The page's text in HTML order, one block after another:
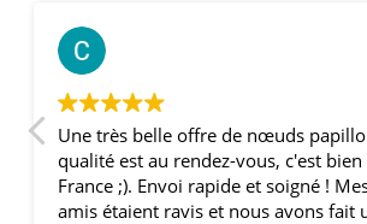
Thery
a 2 ans
Une très belle offre de nœuds
qualité est au rendez-vous, c'est
France ;). Envoi rapide et soigné !
amis étaient ravis et nous avons fait